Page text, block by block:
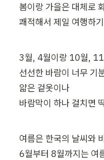
봄이랑 가을은 대체로
쾌적해서 제일 여행하
3월, 4월이랑 10월, 11
선선한 바람이 너무 기
얇은 겉옷이나
바람막이 하나 걸치면
여름은 한국의 날씨와
6월부터 8월까지는 여